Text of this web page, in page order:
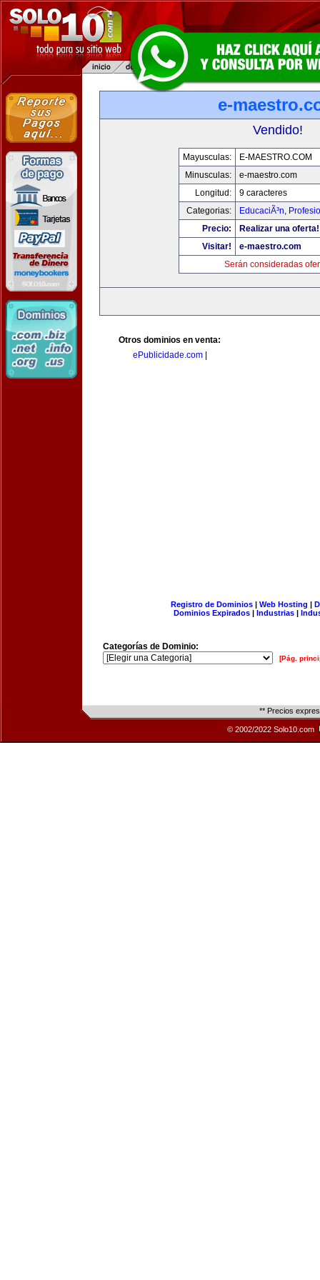
e-
Vendido!
Mayusculas:
E-MAESTRO.COM
Minusculas:
e-maestro.com
Longitud:
9 caracteres
Categorias:
EducaciÃ³n,
Precio:
Realizar una oferta!
Visitar!
e-maestro.com
Serán consideradas
Otros dominios en venta:
ePublicidade.com|
Registro de Dominios| Web Hosting |
Dominios Expirados | Industrias |
Categorías de Dominio:
[Pág.
** Precios
© 2002/2022 Solo10.com